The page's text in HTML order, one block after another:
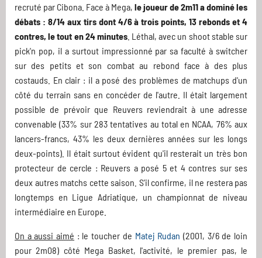
recruté par Cibona. Face à Mega, le joueur de 2m11 a dominé les
débats : 8/14 aux tirs dont 4/6 à trois points, 13 rebonds et 4
contres, le tout en 24 minutes. Léthal, avec un shoot stable sur
pick'n pop, il a surtout impressionné par sa faculté à switcher
sur des petits et son combat au rebond face à des plus
costauds. En clair : il a posé des problèmes de matchups d'un
côté du terrain sans en concéder de l'autre. Il était largement
possible de prévoir que Reuvers reviendrait à une adresse
convenable (33% sur 283 tentatives au total en NCAA, 76% aux
lancers-francs, 43% les deux dernières années sur les longs
deux-points). Il était surtout évident qu'il resterait un très bon
protecteur de cercle : Reuvers a posé 5 et 4 contres sur ses
deux autres matchs cette saison. S'il confirme, il ne restera pas
longtemps en Ligue Adriatique, un championnat de niveau
intermédiaire en Europe.
On a aussi aimé : le toucher de Matej Rudan (2001, 3/6 de loin
pour 2m08) côté Mega Basket, l'activité, le premier pas, le